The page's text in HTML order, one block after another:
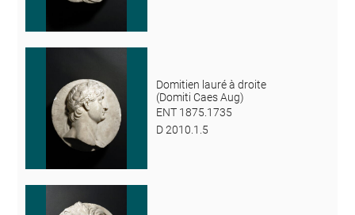
Domitien lauré à droite
(Domiti Caes Aug)
ENT 1875.1735
D 2010.1.5